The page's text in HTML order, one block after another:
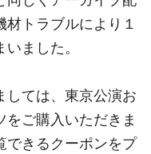
トラブルにより１
ました。
しては、東京公演お
ご購入いただきま
できるクーポンをプ